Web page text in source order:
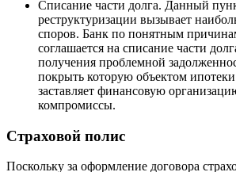
Списание части долга. Данный
реструктуризации вызывает
споров. Банк по понятным
соглашается на списание части
получения проблемной
покрыть которую объектом
заставляет финансовую
компромиссы.
Страховой полис
Поскольку за оформление договора